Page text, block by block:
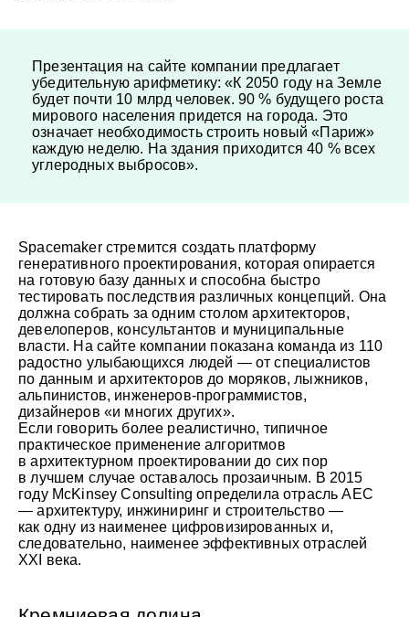
Презентация на сайте компании предлагает
убедительную арифметику: «К 2050 году на Земле
будет почти 10 млрд человек. 90 % будущего роста
мирового населения придется на города. Это
означает необходимость строить новый «Париж»
каждую неделю. На здания приходится 40 % всех
углеродных выбросов».
Spacemaker стремится создать платформу
генеративного проектирования, которая опирается
на готовую базу данных и способна быстро
тестировать последствия различных концепций. Она
должна собрать за одним столом архитекторов,
девелоперов, консультантов и муниципальные
власти. На сайте компании показана команда из 110
радостно улыбающихся людей — от специалистов
по данным и архитекторов до моряков, лыжников,
альпинистов, инженеров-программистов,
дизайнеров «и многих других».
Если говорить более реалистично, типичное
практическое применение алгоритмов
в архитектурном проектировании до сих пор
в лучшем случае оставалось прозаичным. В 2015
году McKinsey Consulting определила отрасль AEC
— архитектуру, инжиниринг и строительство —
как одну из наименее цифровизированных и,
следовательно, наименее эффективных отраслей
XXI века.